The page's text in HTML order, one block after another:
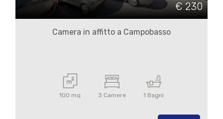
€ 230
Camera in affitto a Campobasso
100 mq 3 Camere 1 Bagni